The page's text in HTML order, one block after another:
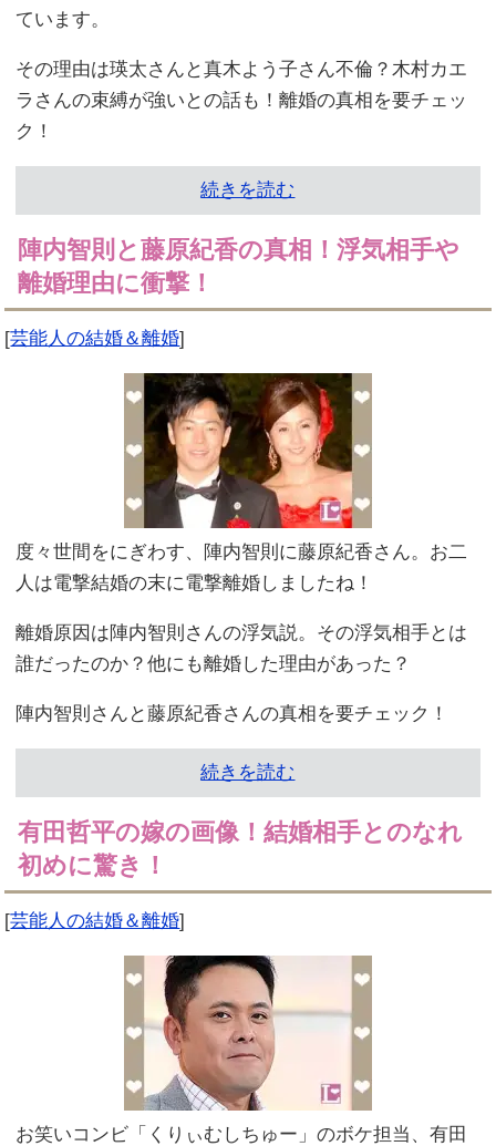
ています。
その理由は瑛太さんと真木よう子さん不倫？木村カエ
ラさんの束縛が強いとの話も！離婚の真相を要チェッ
ク！
続きを読む
陣内智則と藤原紀香の真相！浮気相手や
離婚理由に衝撃！
[芸能人の結婚＆離婚]
度々世間をにぎわす、陣内智則に藤原紀香さん。お二
人は電撃結婚の末に電撃離婚しましたね！
離婚原因は陣内智則さんの浮気説。その浮気相手とは
誰だったのか？他にも離婚した理由があった？
陣内智則さんと藤原紀香さんの真相を要チェック！
続きを読む
有田哲平の嫁の画像！結婚相手とのなれ
初めに驚き！
[芸能人の結婚＆離婚]
お笑いコンビ「くりぃむしちゅー」のボケ担当、有田